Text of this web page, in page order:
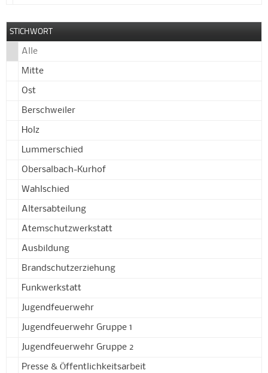
STICHWORT
Alle
Mitte
Ost
Berschweiler
Holz
Lummerschied
Obersalbach-Kurhof
Wahlschied
Altersabteilung
Atemschutzwerkstatt
Ausbildung
Brandschutzerziehung
Funkwerkstatt
Jugendfeuerwehr
Jugendfeuerwehr Gruppe 1
Jugendfeuerwehr Gruppe 2
Presse & Öffentlichkeitsarbeit